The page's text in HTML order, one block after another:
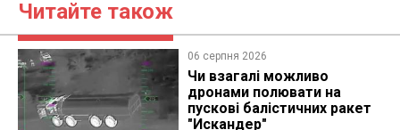
Читайте також
06 серпня 2026
Чи взагалі можливо
дронами полювати на
пускові балістичних ракет
"Искандер"